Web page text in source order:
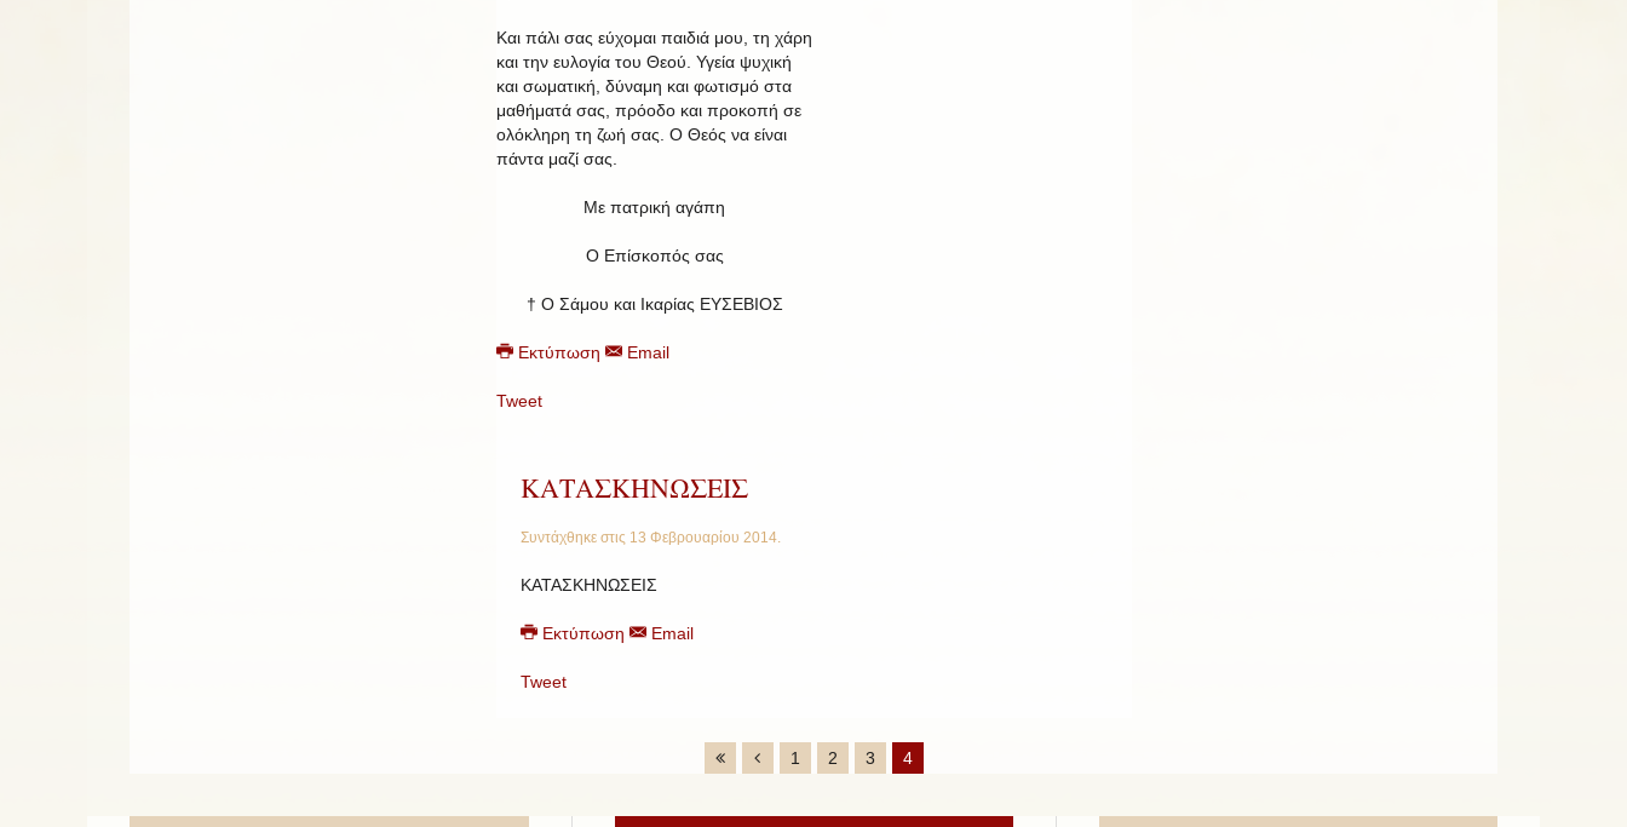
Και πάλι σας εύχομαι παιδιά μου, τη χάρη
και την ευλογία του Θεού. Υγεία ψυχική
και σωματική, δύναμη και φωτισμό στα
μαθήματά σας, πρόοδο και προκοπή σε
ολόκληρη τη ζωή σας. Ο Θεός να είναι
πάντα μαζί σας.
Με πατρική αγάπη
Ο Επίσκοπός σας
† Ο Σάμου και Ικαρίας ΕΥΣΕΒΙΟΣ
Εκτύπωση Email
Tweet
ΚΑΤΑΣΚΗΝΩΣΕΙΣ
Συντάχθηκε στις 13 Φεβρουαρίου 2014.
ΚΑΤΑΣΚΗΝΩΣΕΙΣ
Εκτύπωση Email
Tweet
1 2 3 4
Previous
Previous
NextNext